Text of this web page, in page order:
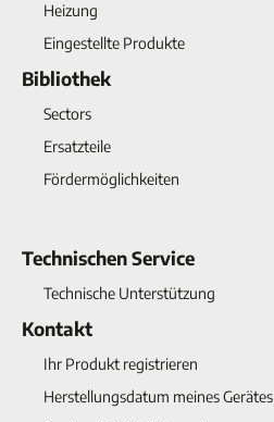
Heizung
Eingestellte Produkte
Bibliothek
Sectors
Ersatzteile
Fördermöglichkeiten
Technischen Service
Technische Unterstützung
Kontakt
Ihr Produkt registrieren
Herstellungsdatum meines Gerätes